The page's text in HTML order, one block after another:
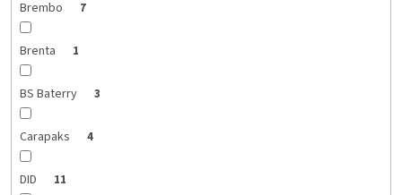
Brembo 7
Brenta 1
BS Baterry 3
Carapaks 4
DID 11